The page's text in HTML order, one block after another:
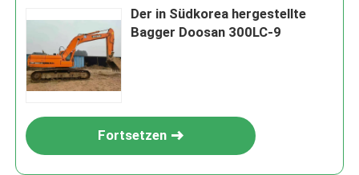
Der in Südkorea hergestellte
Bagger Doosan 300LC-9
Fortsetzen